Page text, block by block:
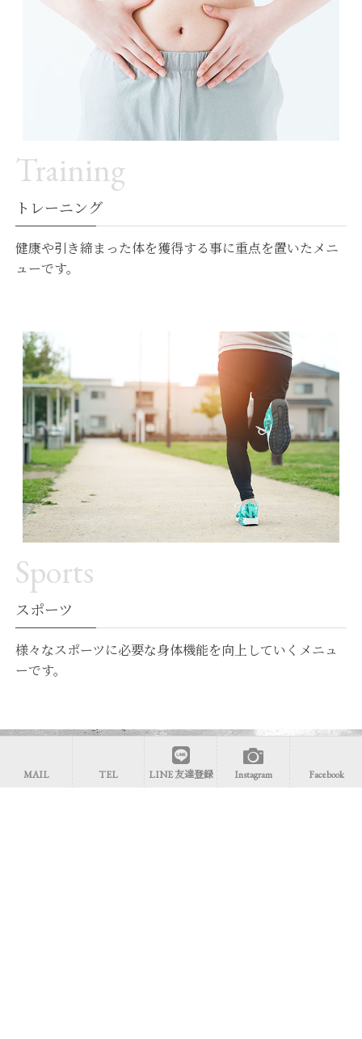
Training
トレーニング
健康や引き締まった体を獲得する事に重点を置いたメニ
ューです。
Sports
スポーツ
様々なスポーツに必要な身体機能を向上していくメニュ
ーです。
Contact
MAIL TEL LINE 友達登録 Instagram Facebook